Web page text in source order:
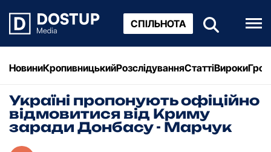
СПІЛЬНОТА
НовиниКропивницькийРозслідуванняСтаттіВироки
Україні пропонують офіційно
відмовитися від Криму
заради Донбасу - Марчук